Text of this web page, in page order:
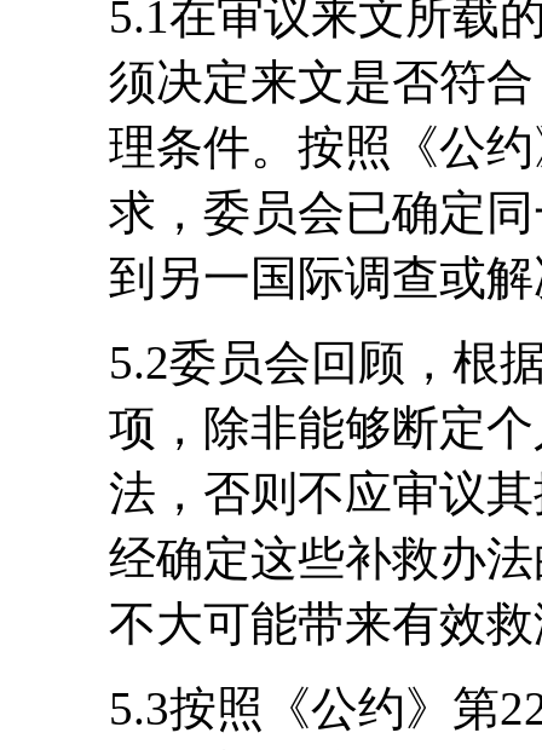
5.1在审议来文所载
须决定来文是否符
理条件。按照《公
求，委员会已确定
到另一国际调查或
5.2委员会回顾，根
项，除非能够断定
法，否则不应审议
经确定这些补救办
不大可能带来有效
5.3按照《公约》第